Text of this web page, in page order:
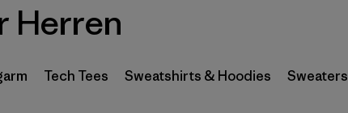
M (74)
(70)
Herren
Tech Tees Sweatshirts & Hoodies Sweaters